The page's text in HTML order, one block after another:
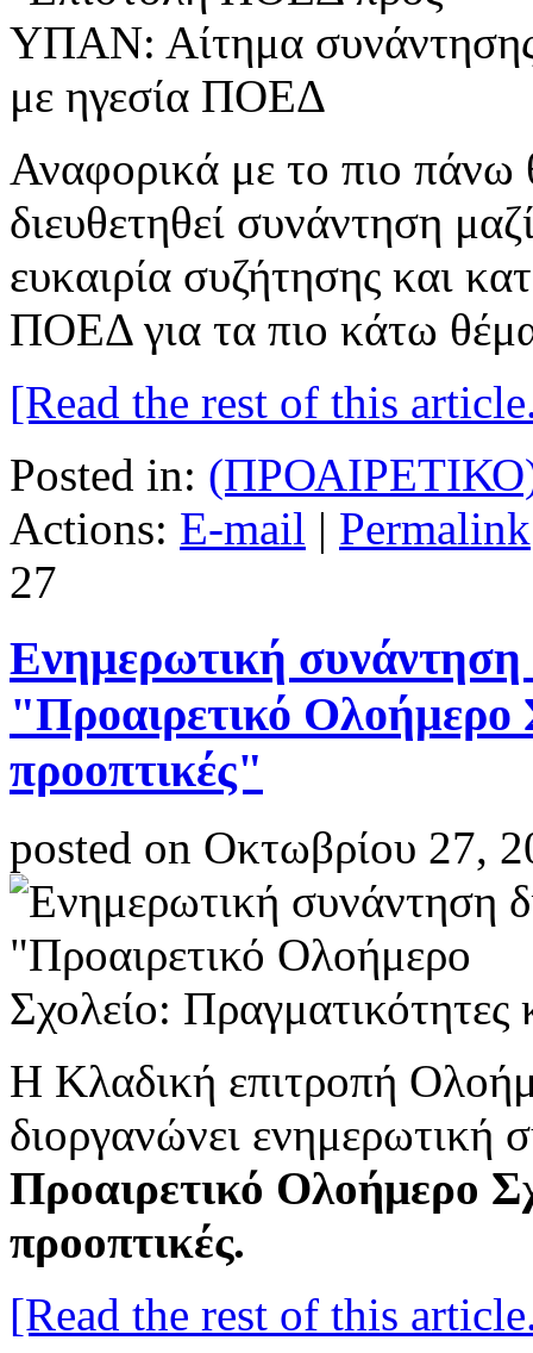
Αναφορικά με το πιο
διευθετηθεί συνάντηση
ευκαιρία συζήτησης και
ΠΟΕΔ για τα πιο κάτω
[Read the rest of this
Posted in:
Actions: E-mail | Permalink
27
Ενημερωτική συνάντηση
"Προαιρετικό Ολοήμερο
προοπτικές"
posted on Οκτωβρίου 27,
Η Κλαδική επιτροπή
διοργανώνει ενημερωτική
Προαιρετικό Ολοήμερο
προοπτικές.
[Read the rest of this